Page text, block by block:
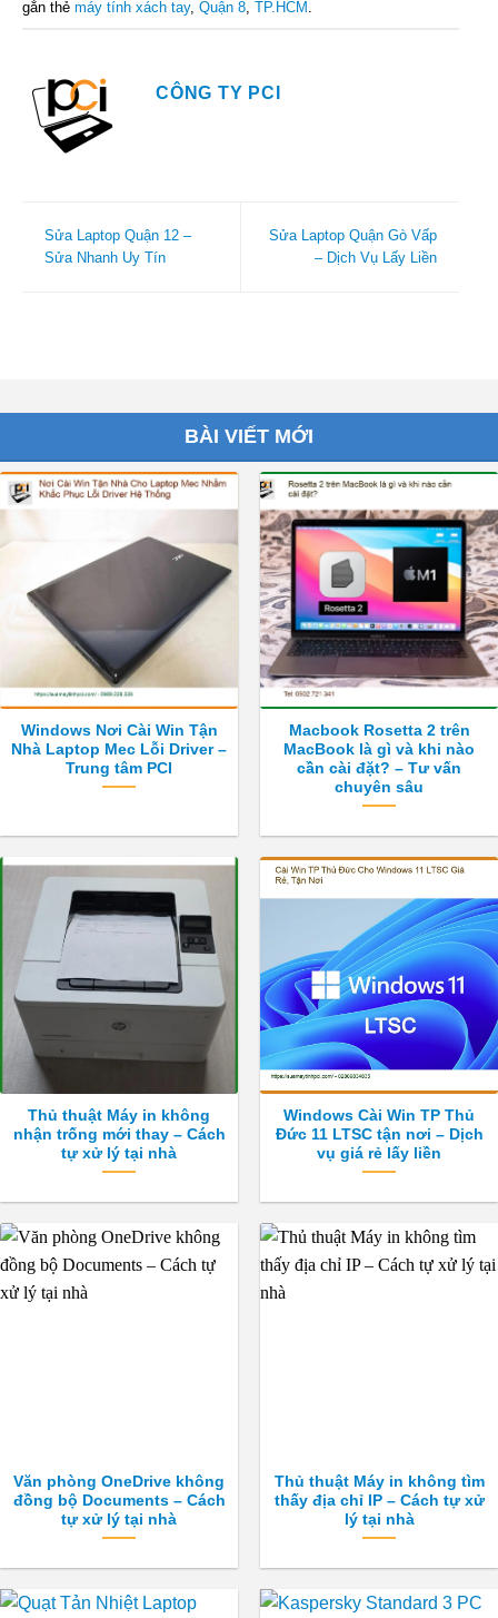
gắn thẻ máy tính xách tay, Quận 8, TP.HCM .
CÔNG TY PCI
Sửa Laptop Quận 12 –
Sửa Nhanh Uy Tín
Sửa Laptop Quận Gò Vấp
– Dịch Vụ Lấy Liền
BÀI VIẾT MỚI
Windows Nơi Cài Win Tận
Nhà Laptop Mec Lỗi Driver –
Trung tâm PCI
Macbook Rosetta 2 trên
MacBook là gì và khi nào
cần cài đặt? – Tư vấn
chuyên sâu
Thủ thuật Máy in không
nhận trống mới thay – Cách
tự xử lý tại nhà
Windows Cài Win TP Thủ
Đức 11 LTSC tận nơi – Dịch
vụ giá rẻ lấy liền
Văn phòng OneDrive không
đồng bộ Documents – Cách
tự xử lý tại nhà
Thủ thuật Máy in không tìm
thấy địa chỉ IP – Cách tự xử
lý tại nhà